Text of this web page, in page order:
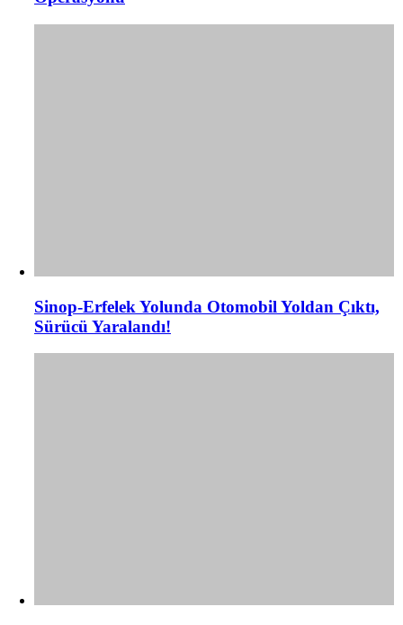
Sinop-Erfelek Yolunda Otomobil Yoldan Çıktı,
Sürücü Yaralandı!